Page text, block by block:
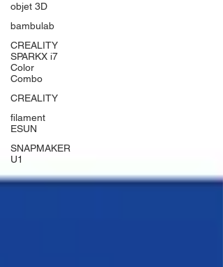
objet 3D
bambulab
CREALITY
SPARKX i7
Color
Combo
CREALITY
filament
ESUN
SNAPMAKER
U1